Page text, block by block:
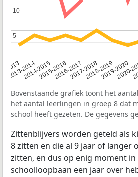
2013
2013-2014
2014-20152015-20162016-20172017-20182018-20192019-2020
2020-
5
5
10
10
Bovenstaande grafiek toont het
het aantal leerlingen in groep 8 dat
school heeft gezeten. De gegevens
Zittenblijvers worden geteld als
8 zitten en die al 9 jaar of langer
zitten, en dus op enig moment in
schoolloopbaan een jaar over